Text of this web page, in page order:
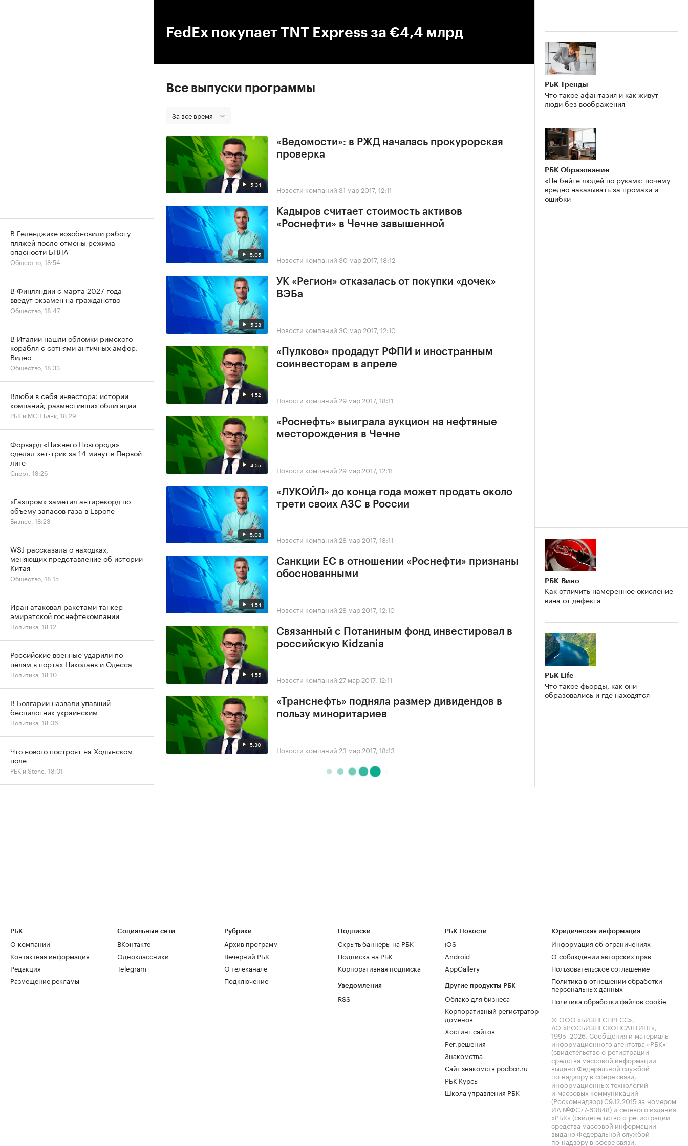
FedEx покупает TNT Express за €4,4 млрд
Все выпуски программы
За все время
5:34
«Ведомости»: в РЖД началась прокурорская
проверка
Новости компаний 31 мар 2017, 12:11
5:05
Кадыров считает стоимость активов
«Роснефти» в Чечне завышенной
Новости компаний 30 мар 2017, 18:12
5:28
УК «Регион» отказалась от покупки «дочек»
ВЭБа
Новости компаний 30 мар 2017, 12:10
4:52
«Пулково» продадут РФПИ и иностранным
соинвесторам в апреле
Новости компаний 29 мар 2017, 18:11
4:55
«Роснефть» выиграла аукцион на нефтяные
месторождения в Чечне
Новости компаний 29 мар 2017, 12:11
5:08
«ЛУКОЙЛ» до конца года может продать около
трети своих АЗС в России
Новости компаний 28 мар 2017, 18:11
4:54
Санкции ЕС в отношении «Роснефти» признаны
обоснованными
Новости компаний 28 мар 2017, 12:10
4:55
Связанный с Потаниным фонд инвестировал в
российскую Kidzania
Новости компаний 27 мар 2017, 12:11
5:30
«Транснефть» подняла размер дивидендов в
пользу миноритариев
Новости компаний 23 мар 2017, 18:13
РБК Тренды
Что такое афантазия и как живут
люди без воображения
РБК Образование
«Не бейте людей по рукам»: почему
вредно наказывать за промахи и
ошибки
РБК Вино
Как отличить намеренное окисление
вина от дефекта
РБК Life
Что такое фьорды, как они
образовались и где находятся
В Геленджике возобновили работу
пляжей после отмены режима
опасности БПЛА
Общество, 18:54
В Финляндии с марта 2027 года
введут экзамен на гражданство
Общество, 18:47
В Италии нашли обломки римского
корабля с сотнями античных амфор.
Видео
Общество, 18:33
Влюби в себя инвестора: истории
компаний, разместивших облигации
РБК и МСП Банк, 18:29
Форвард «Нижнего Новгорода»
сделал хет-трик за 14 минут в Первой
лиге
Спорт, 18:26
«Газпром» заметил антирекорд по
объему запасов газа в Европе
Бизнес, 18:23
WSJ рассказала о находках,
меняющих представление об истории
Китая
Общество, 18:15
Иран атаковал ракетами танкер
эмиратской госнефтекомпании
Политика, 18:12
Российские военные ударили по
целям в портах Николаев и Одесса
Политика, 18:10
В Болгарии назвали упавший
беспилотник украинским
Политика, 18:06
Что нового построят на Ходынском
поле
РБК и Stone, 18:01
РБК
О компании
Контактная информация
Редакция
Размещение рекламы
Социальные сети
ВКонтакте
Одноклассники
Telegram
Рубрики
Архив программ
Вечерний РБК
О телеканале
Подключение
Подписки
Скрыть баннеры на РБК
Подписка на РБК
Корпоративная подписка
Уведомления
RSS
РБК Новости
iOS
Android
AppGallery
Другие продукты РБК
Облако для бизнеса
Корпоративный регистратор
доменов
Хостинг сайтов
Рег.решения
Знакомства
Сайт знакомств podbor.ru
РБК Курсы
Школа управления РБК
Юридическая информация
Информация об ограничениях
О соблюдении авторских прав
Пользовательское соглашение
Политика в отношении обработки
персональных данных
Политика обработки файлов cookie
© ООО «БИЗНЕСПРЕСС»,
АО «РОСБИЗНЕСКОНСАЛТИНГ»,
1995–2026. Сообщения и материалы
информационного агентства «РБК»
(свидетельство о регистрации
средства массовой информации
выдано Федеральной службой
по надзору в сфере связи,
информационных технологий
и массовых коммуникаций
(Роскомнадзор) 09.12.2015 за номером
ИА №ФС77-63848) и сетевого издания
«РБК» (свидетельство о регистрации
средства массовой информации
выдано Федеральной службой
по надзору в сфере связи,